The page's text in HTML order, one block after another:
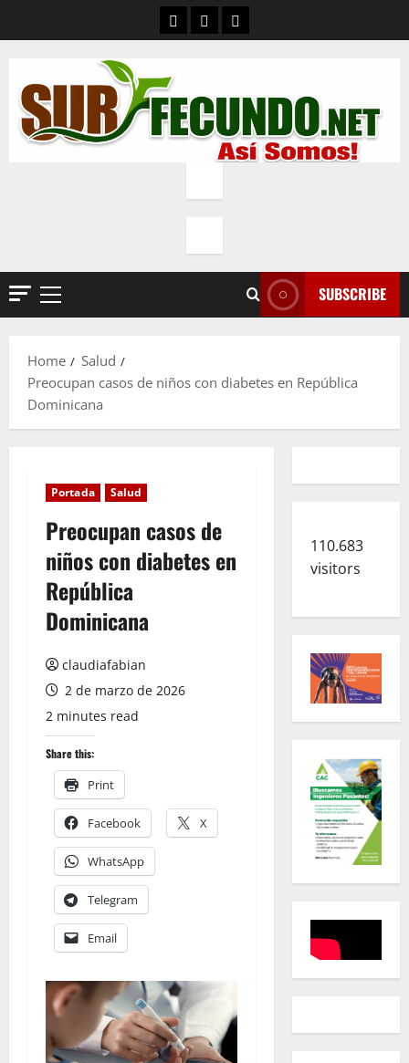
ContactoQuienes Somos
Política de privacidad
Primary
SUBSCRIBE
Home
Salud
Preocupan casos de niños con diabetes en República
Dominicana
Portada Salud
Preocupan casos de
niños con diabetes en
República
Dominicana
claudiafabian
2 de marzo de 2026
2 minutes read
Share this:
Print
Facebook X
WhatsApp
Telegram
Email
110.683
visitors